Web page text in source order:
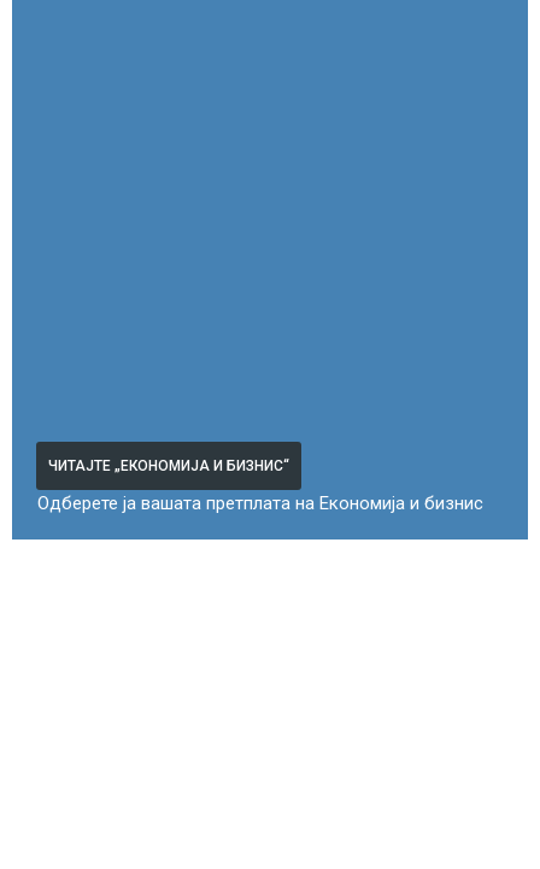
ЧИТАЈТЕ „ЕКОНОМИЈА И БИЗНИС“
Одберете ја вашата претплата на Економија и бизнис